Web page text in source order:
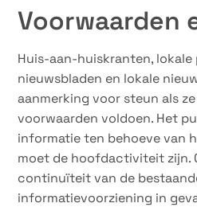
Voorwaarden
Huis-aan-huiskranten, lokale
nieuwsbladen en lokale
aanmerking voor steun als
voorwaarden voldoen. Het
informatie ten behoeve van
moet de hoofdactiviteit zijn.
continuïteit van de
informatievoorziening in